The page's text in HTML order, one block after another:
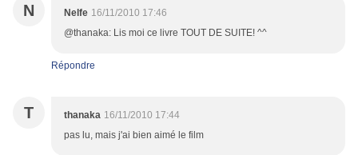
N Nelfe 16/11/2010 17:46
@thanaka: Lis moi ce livre TOUT DE SUITE! ^^
Répondre
T thanaka 16/11/2010 17:44
pas lu, mais j'ai bien aimé le film